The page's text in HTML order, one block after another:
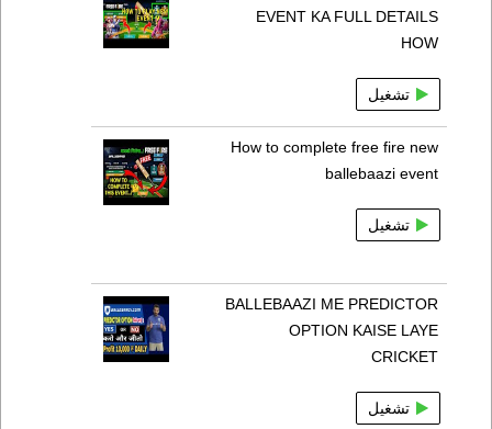
EVENT KA FULL DETAILS
HOW
تشغيل
How to complete free fire new
ballebaazi event
تشغيل
BALLEBAAZI ME PREDICTOR
OPTION KAISE LAYE
CRICKET
تشغيل